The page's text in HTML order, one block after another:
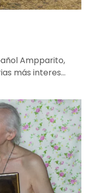
Ampparito,
más interes…